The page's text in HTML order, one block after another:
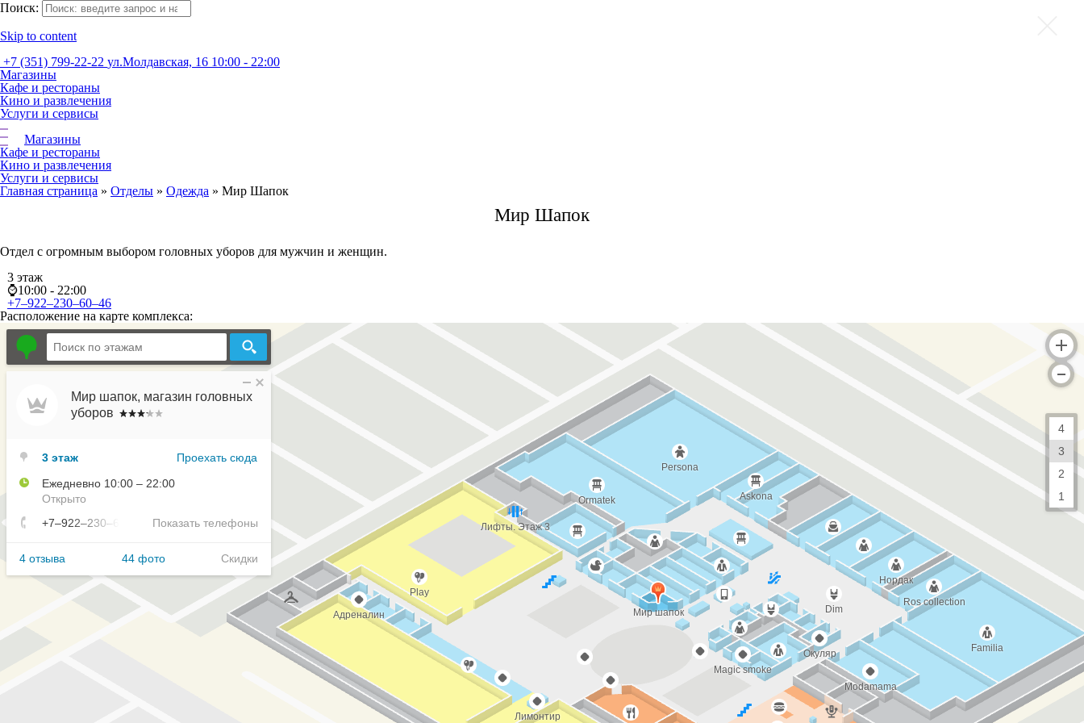
Поиск:
Skip to content
+7 (351) 799-22-22 ул.Молдавская, 16 10:00 - 22:00
Магазины
Кафе и рестораны
Кино и развлечения
Услуги и сервисы
Магазины
Кафе и рестораны
Кино и развлечения
Услуги и сервисы
Главная страница » Отделы » Одежда » Мир Шапок
Мир Шапок
Отдел с огромным выбором головных уборов для мужчин и женщин.
3 этаж
⌚10:00 - 22:00
+7–922–230–60–46
Расположение на карте комплекса: